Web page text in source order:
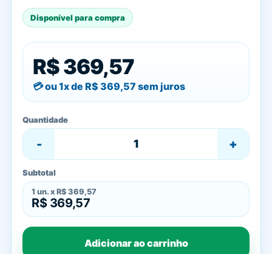
Disponível para compra
R$ 369,57
ou 1x de R$ 369,57 sem juros
Quantidade
- +
Subtotal
1 un. x R$ 369,57
R$ 369,57
Adicionar ao carrinho